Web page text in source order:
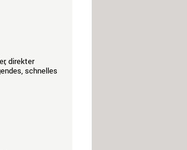
direkter
schnelles